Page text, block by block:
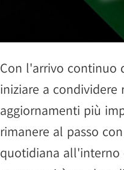
Con l'arrivo continuo
iniziare a
aggiornamenti più
rimanere al passo
quotidiana